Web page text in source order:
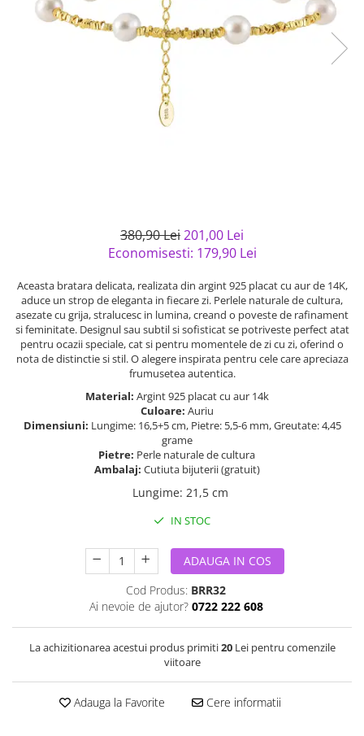
semipretioase
Bijuterii argint placat cu aur
Bijuterii de Lux
380,90 Lei201,00 Lei
Economisesti: 179,90 Lei
Aceasta bratara delicata, realizata din argint 925 placat cu aur de 14K,
aduce un strop de eleganta in fiecare zi. Perlele naturale de cultura,
asezate cu grija, stralucesc in lumina, creand o poveste de rafinament
si feminitate. Designul sau subtil si sofisticat se potriveste perfect atat
pentru ocazii speciale, cat si pentru momentele de zi cu zi, oferind o
nota de distinctie si stil. O alegere inspirata pentru cele care apreciaza
frumusetea autentica.
Material: Argint 925 placat cu aur 14k
Culoare: Auriu
Dimensiuni: Lungime: 16,5+5 cm, Pietre: 5,5-6 mm, Greutate: 4,45
grame
Pietre: Perle naturale de cultura
Ambalaj: Cutiuta bijuterii (gratuit)
Lungime: 21,5 cm
IN STOC
ADAUGA IN COS
Cod Produs: BRR32
Ai nevoie de ajutor? 0722 222 608
La achizitionarea acestui produs primiti20Lei pentru comenzile
viitoare
Adauga la Favorite Cere informatii